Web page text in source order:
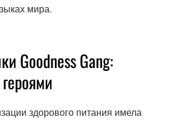
мира.
Goodness Gang:
здорового питания имела